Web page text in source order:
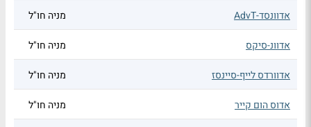
אדוונסד-AdvT מניה חו"ל
אדוונ-סיקס מניה חו"ל
אדוורדס לייף-סיינסז מניה חו"ל
אדוס הום קייר מניה חו"ל